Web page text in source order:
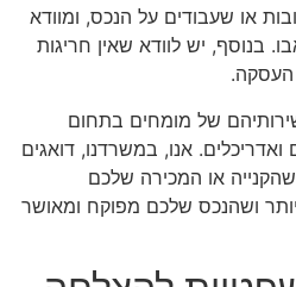
או שעבודים על הנכס, ומוודא
בנוסף, יש לוודא שאין חריגות
העסקה.
של מומחים בתחום
אנו, במשרדנו, דואגים
או המכירה שלכם
ושהנכס שלכם מפוקח ומאושר